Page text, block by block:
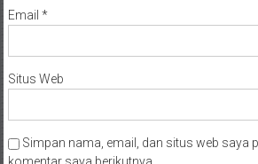
Email *
Situs Web
Simpan nama, email, dan situs web saya
komentar saya berikutnya.